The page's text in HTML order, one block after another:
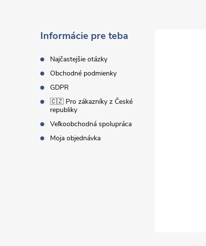
Informácie pre teba
Najčastejšie otázky
Obchodné podmienky
GDPR
🇨🇿 Pro zákazníky z České
republiky
Veľkoobchodná spolupráca
Moja objednávka